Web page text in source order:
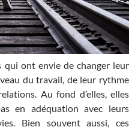
qui ont envie de changer leur
du travail, de leur rythme
Au fond d’elles, elles
en adéquation avec leurs
Bien souvent aussi, ces